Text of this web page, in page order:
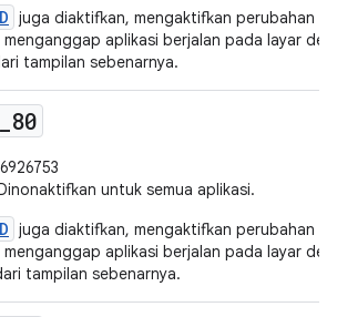
juga diaktifkan, mengaktifkan perubahan
menganggap aplikasi berjalan pada layar
tampilan sebenarnya.
80
untuk semua aplikasi.
juga diaktifkan, mengaktifkan perubahan
menganggap aplikasi berjalan pada layar
tampilan sebenarnya.